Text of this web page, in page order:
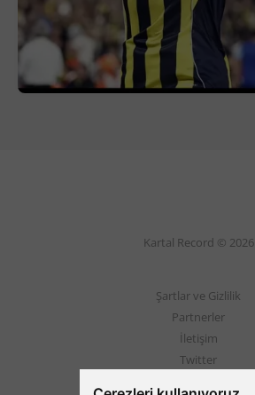
Kartal Record © 2026
Şartlar ve Gizlilik
Partnerler
İletişim
Twitter